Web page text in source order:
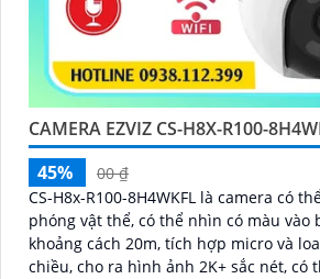
CAMERA EZVIZ CS-H8X-R100-
45%
00 ₫
CS-H8x-R100-8H4WKFL là camera có
phóng vật thể, có thể nhìn có màu vào
khoảng cách 20m, tích hợp micro và
chiều, cho ra hình ảnh 2K+ sắc nét, có